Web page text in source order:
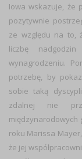
Iowa wskazuje, że
pozytywnie
ze względu na to,
liczbę
wynagrodzeniu.
potrzebę, by
sobie taką
zdalnej nie
międzynarodowych
roku Marissa
że jej